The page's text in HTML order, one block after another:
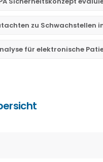
zu Schwachstellen
für elektronische